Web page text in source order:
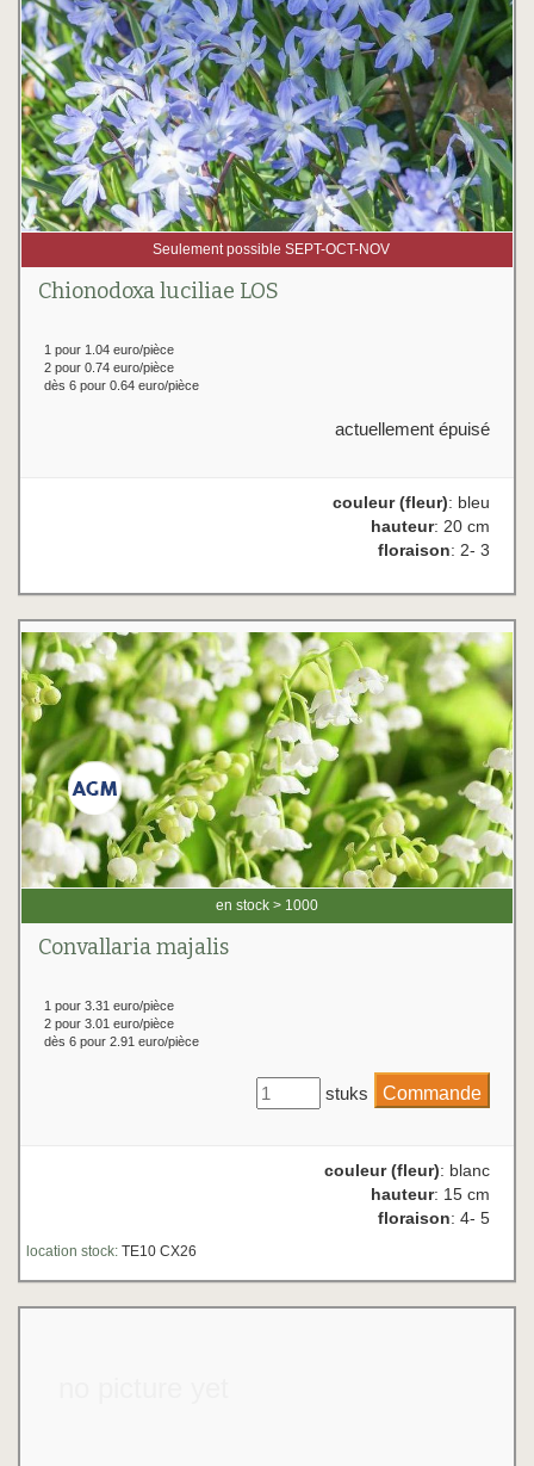
Seulement possible SEPT-OCT-NOV
Chionodoxa luciliae LOS
1 pour 1.04 euro/pièce
2 pour 0.74 euro/pièce
dès 6 pour 0.64 euro/pièce
actuellement épuisé
couleur (fleur): bleu
hauteur: 20 cm
floraison: 2- 3
en stock > 1000
Convallaria majalis
1 pour 3.31 euro/pièce
2 pour 3.01 euro/pièce
dès 6 pour 2.91 euro/pièce
stuks
couleur (fleur): blanc
hauteur: 15 cm
floraison: 4- 5
location stock: TE10 CX26